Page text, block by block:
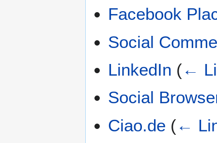
Facebook
Social
LinkedIn (←
Social
Ciao.de (←